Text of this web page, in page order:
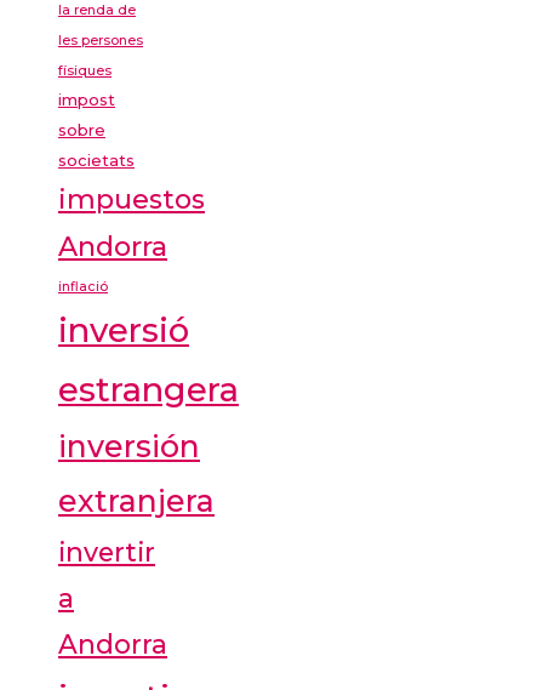
la renda de
les persones
físiques
impost
sobre
societats
impuestos
Andorra
inflació
inversió
estrangera
inversión
extranjera
invertir
a
Andorra